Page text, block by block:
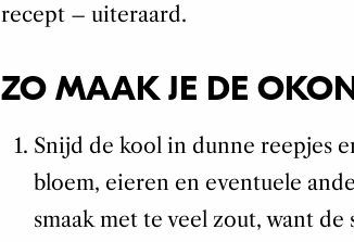
recept – uiteraard.
ZO MAAK JE DE
Snijd de kool in dunne reepjes
bloem, eieren en eventuele
smaak met te veel zout, want